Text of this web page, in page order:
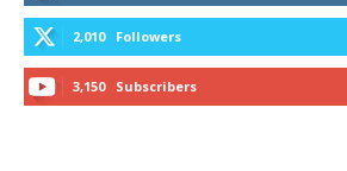
2,010 Followers
3,150 Subscribers